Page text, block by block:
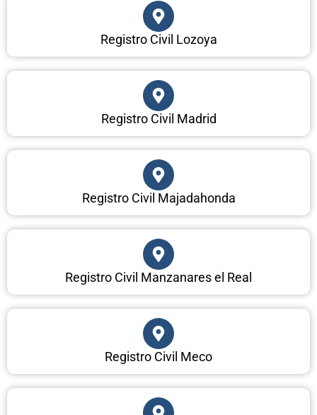
Registro Civil Lozoya
Registro Civil Madrid
Registro Civil Majadahonda
Registro Civil Manzanares el Real
Registro Civil Meco